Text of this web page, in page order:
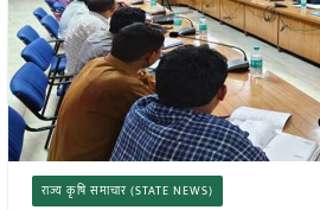
राज्य कृषि समाचार (STATE NEWS)